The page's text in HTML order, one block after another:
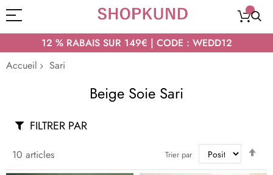
12 % RABAIS SUR 149€ | CODE : WEDD12
Accueil
Sari
Beige Soie Sari
10 articles Trier par
FILTRER PAR